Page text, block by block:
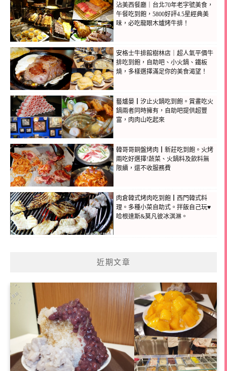
沾美西餐廳｜台北70年老字號美食，
午餐吃到飽，5800好評4.5星經典美
味，必吃龍眼木爐烤牛排！
安格士牛排館樹林店｜超人氣平價牛
排吃到飽，自助吧、小火鍋、鐵板
燒，多樣選擇滿足你的美食渴望！
藝爐晏┃汐止火鍋吃到飽。賞畫吃火
鍋兩者同時擁有，自助吧提供超豐
富，肉肉山吃起來
韓哥哥銅盤烤肉┃新莊吃到飽。火烤
兩吃好選擇!蔬菜、火鍋料及飲料無
限續，還不收服務費
肉倉韓式烤肉吃到飽┃西門韓式料
理。多種小菜自助式。拌飯自己玩♥
哈根達斯&莫凡彼冰淇淋。
近期文章